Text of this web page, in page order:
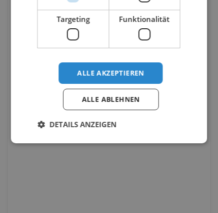
Targeting Funktionalität
ALLE AKZEPTIEREN
ALLE ABLEHNEN
DETAILS ANZEIGEN